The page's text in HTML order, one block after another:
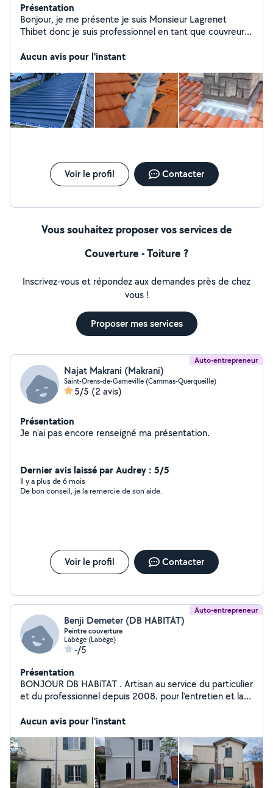
Présentation
Bonjour, je me présente je suis Monsieur Lagrenet
Thibet donc je suis professionnel en tant que couvreur
mon site Web qui est le nom de mon entreprise Donc je
nettoyage de toiture Et je réalise tous travaux, jardinier,
Elagueur Taillage de haie élagage et abattage d'arbres
Tente de pelouse et tout autre entretien de jardin
Aucun avis pour l'instant
Voir le profil Contacter
Vous souhaitez proposer vos services de
Couverture - Toiture ?
Inscrivez-vous et répondez aux demandes près de chez
vous !
Proposer mes services
Auto-entrepreneur
Najat Makrani (Makrani)
Saint-Orens-de-Gameville (Cammas-Querqueille)
5/5 (2 avis)
Présentation
Je n'ai pas encore renseigné ma présentation.
Dernier avis laissé par Audrey : 5/5
Il y a plus de 6 mois
De bon conseil, je la remercie de son aide.
Voir le profil Contacter
Auto-entrepreneur
Benji Demeter (DB HABITAT)
Peintre couverture
Labège (Labège)
-/5
Présentation
BONJOUR DB HABiTAT . Artisan au service du particulier
et du professionnel depuis 2008. pour l'entretien et la
avancer dans vos projets de rénovation alors n'hésitez
Aucun avis pour l'instant